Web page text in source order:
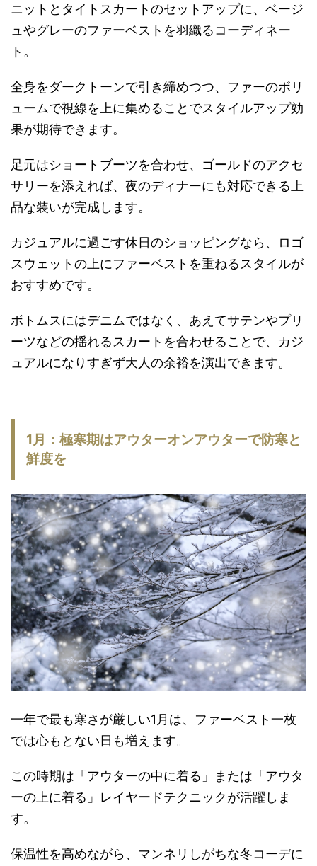
ニットとタイトスカートのセットアップに、ベージ
ュやグレーのファーベストを羽織るコーディネー
ト。
全身をダークトーンで引き締めつつ、ファーのボリ
ュームで視線を上に集めることでスタイルアップ効
果が期待できます。
足元はショートブーツを合わせ、ゴールドのアクセ
サリーを添えれば、夜のディナーにも対応できる上
品な装いが完成します。
カジュアルに過ごす休日のショッピングなら、ロゴ
スウェットの上にファーベストを重ねるスタイルが
おすすめです。
ボトムスにはデニムではなく、あえてサテンやプリ
ーツなどの揺れるスカートを合わせることで、カジ
ュアルになりすぎず大人の余裕を演出できます。
1月：極寒期はアウターオンアウターで防寒と
鮮度を
一年で最も寒さが厳しい1月は、ファーベスト一枚
では心もとない日も増えます。
この時期は「アウターの中に着る」または「アウタ
ーの上に着る」レイヤードテクニックが活躍しま
す。
保温性を高めながら、マンネリしがちな冬コーデに